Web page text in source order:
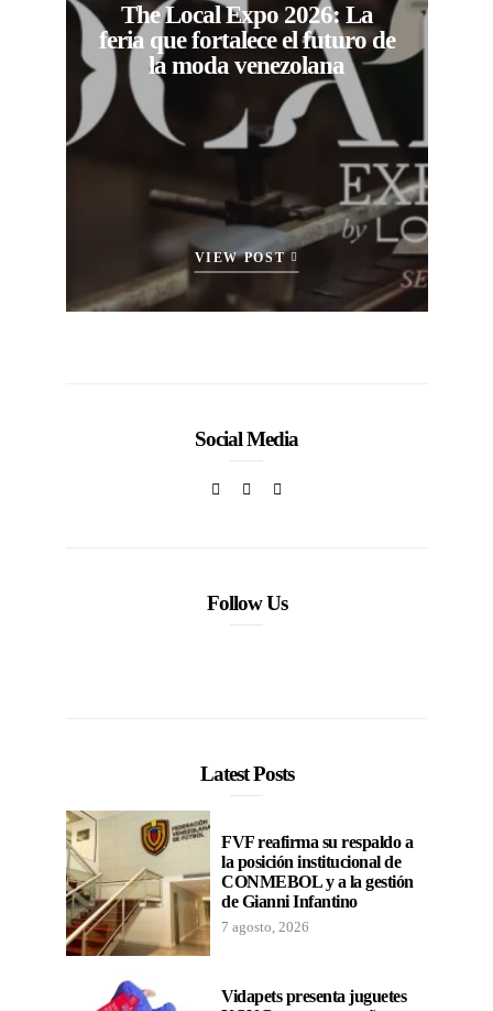
The Local Expo 2026: La
feria que fortalece el futuro de
la moda venezolana
VIEW POST
Social Media
Follow Us
Latest Posts
FVF reafirma su respaldo a
la posición institucional de
CONMEBOL y a la gestión
de Gianni Infantino
7 agosto, 2026
Vidapets presenta juguetes